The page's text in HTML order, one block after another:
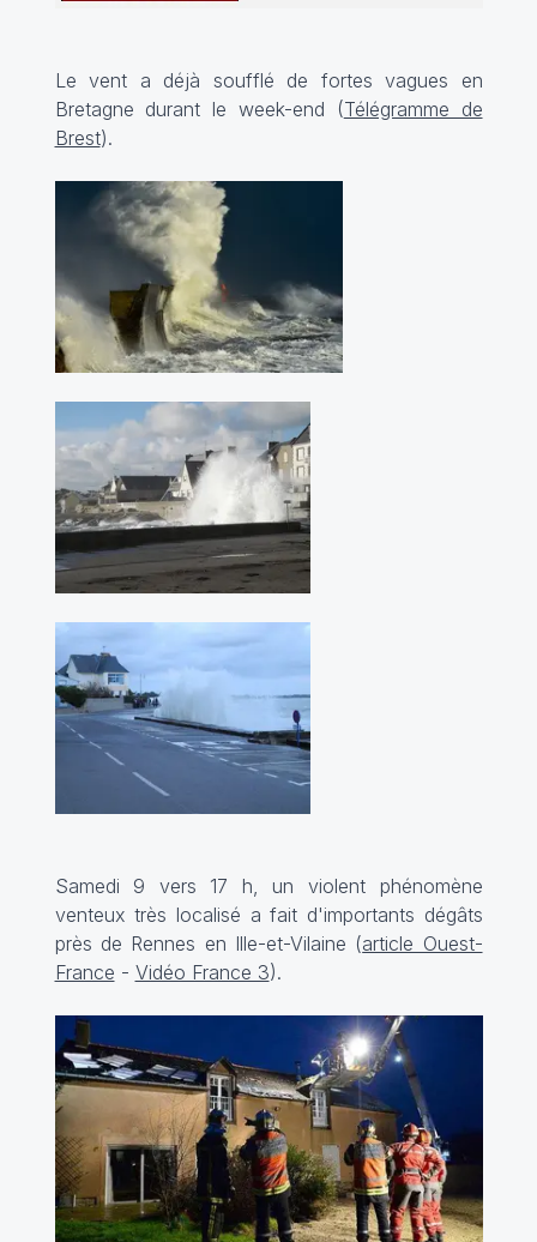
Le vent a déjà soufflé de fortes vagues en
Bretagne durant le week-end (Télégramme de
Brest).
Samedi 9 vers 17 h, un violent phénomène
venteux très localisé a fait d'importants dégâts
près de Rennes en Ille-et-Vilaine (article Ouest-
France - Vidéo France 3).